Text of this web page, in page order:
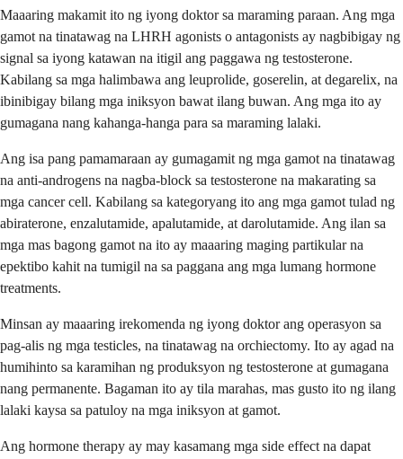
Maaaring makamit ito ng iyong doktor sa maraming paraan. Ang mga
gamot na tinatawag na LHRH agonists o antagonists ay nagbibigay ng
signal sa iyong katawan na itigil ang paggawa ng testosterone.
Kabilang sa mga halimbawa ang leuprolide, goserelin, at degarelix, na
ibinibigay bilang mga iniksyon bawat ilang buwan. Ang mga ito ay
gumagana nang kahanga-hanga para sa maraming lalaki.
Ang isa pang pamamaraan ay gumagamit ng mga gamot na tinatawag
na anti-androgens na nagba-block sa testosterone na makarating sa
mga cancer cell. Kabilang sa kategoryang ito ang mga gamot tulad ng
abiraterone, enzalutamide, apalutamide, at darolutamide. Ang ilan sa
mga mas bagong gamot na ito ay maaaring maging partikular na
epektibo kahit na tumigil na sa paggana ang mga lumang hormone
treatments.
Minsan ay maaaring irekomenda ng iyong doktor ang operasyon sa
pag-alis ng mga testicles, na tinatawag na orchiectomy. Ito ay agad na
humihinto sa karamihan ng produksyon ng testosterone at gumagana
nang permanente. Bagaman ito ay tila marahas, mas gusto ito ng ilang
lalaki kaysa sa patuloy na mga iniksyon at gamot.
Ang hormone therapy ay may kasamang mga side effect na dapat